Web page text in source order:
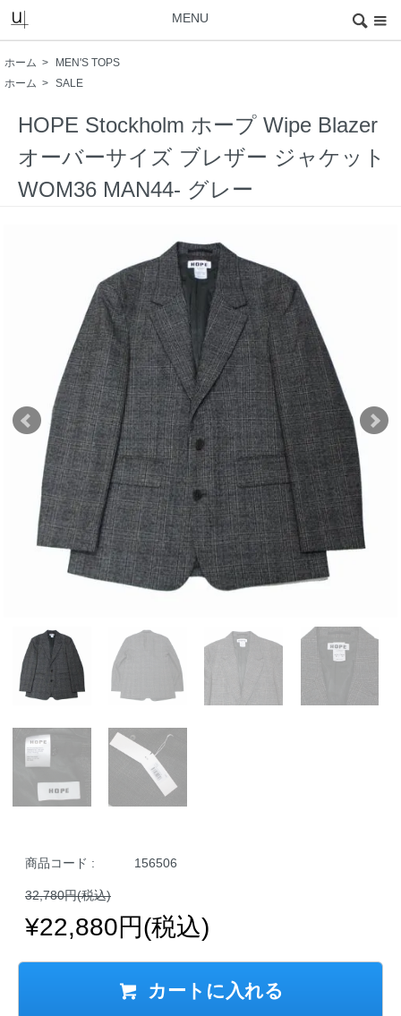
MENU
ホーム >
MEN'S TOPS
ホーム > SALE
HOPE Stockholm ホープ Wipe Blazer
オーバーサイズ ブレザー ジャケット
WOM36 MAN44- グレー
商品コード : 156506
32,780円(税込)
¥22,880円(税込)
カートに入れる